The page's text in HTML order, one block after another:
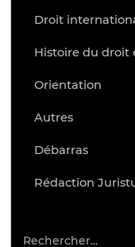
Droit
Histoire du
Orientation
Autres
Débarras
Rédaction